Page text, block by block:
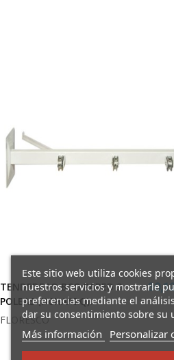
TENDEDERO BCO PARED 3
POLEAS (DCHA/IZQ).
FLORESCO
Este sitio web utiliza cookies
nuestros servicios y mostrarle
preferencias mediante el
dar su consentimiento sobre su
Más información
sobre
Personalizar